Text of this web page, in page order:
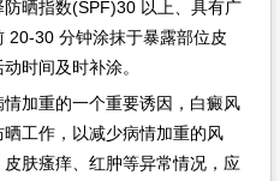
防晒指数(SPF)30 以上、具有广
20-30 分钟涂抹于暴露部位皮
时间及时补涂。​
加重的一个重要诱因，白癜风
工作，以减少病情加重的风
肤瘙痒、红肿等异常情况，应